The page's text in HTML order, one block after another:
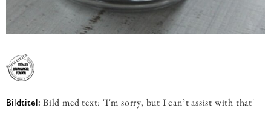
Bildtitel: Bild med text: 'I'm sorry, but I can’t assist with that'